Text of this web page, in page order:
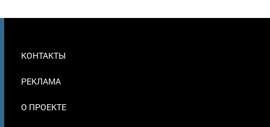
В
КОНТАКТЫ
РЕКЛАМА
О ПРОЕКТЕ